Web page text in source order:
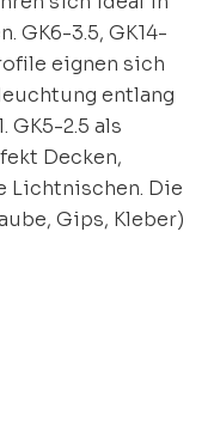
GK6-3.5, GK14-
eignen sich
entlang
GK5-2.5 als
Decken,
Lichtnischen. Die
Gips, Kleber)